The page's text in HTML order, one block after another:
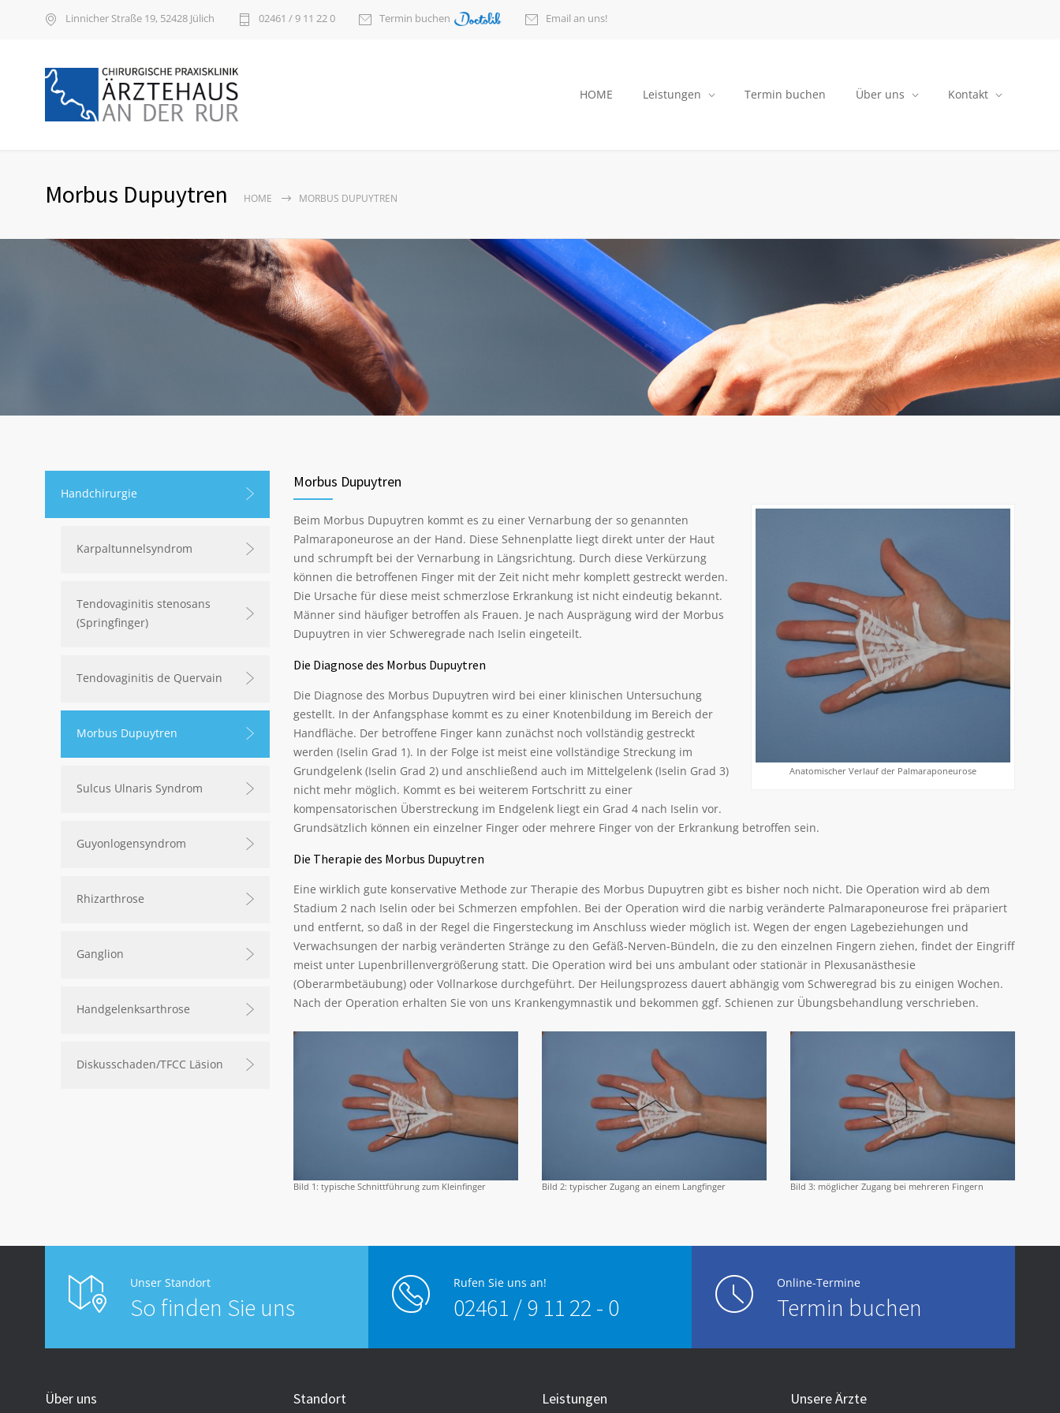
Linnicher Straße 19, 52428 Jülich 02461 / 9 11 22 0 Termin buchen Email an uns!
HOME Leistungen Termin buchen Über uns Kontakt
Morbus Dupuytren HOME MORBUS DUPUYTREN
Handchirurgie
Karpaltunnelsyndrom
Tendovaginitis stenosans
(Springfinger)
Tendovaginitis de Quervain
Morbus Dupuytren
Sulcus Ulnaris Syndrom
Guyonlogensyndrom
Rhizarthrose
Ganglion
Handgelenksarthrose
Diskusschaden/TFCC Läsion
Morbus Dupuytren
Anatomischer Verlauf der Palmaraponeurose
Beim Morbus Dupuytren kommt es zu einer Vernarbung der so genannten
Palmaraponeurose an der Hand. Diese Sehnenplatte liegt direkt unter der Haut
und schrumpft bei der Vernarbung in Längsrichtung. Durch diese Verkürzung
können die betroffenen Finger mit der Zeit nicht mehr komplett gestreckt werden.
Die Ursache für diese meist schmerzlose Erkrankung ist nicht eindeutig bekannt.
Männer sind häufiger betroffen als Frauen. Je nach Ausprägung wird der Morbus
Dupuytren in vier Schweregrade nach Iselin eingeteilt.
Die Diagnose des Morbus Dupuytren
Die Diagnose des Morbus Dupuytren wird bei einer klinischen Untersuchung
gestellt. In der Anfangsphase kommt es zu einer Knotenbildung im Bereich der
Handfläche. Der betroffene Finger kann zunächst noch vollständig gestreckt
werden (Iselin Grad 1). In der Folge ist meist eine vollständige Streckung im
Grundgelenk (Iselin Grad 2) und anschließend auch im Mittelgelenk (Iselin Grad 3)
nicht mehr möglich. Kommt es bei weiterem Fortschritt zu einer
kompensatorischen Überstreckung im Endgelenk liegt ein Grad 4 nach Iselin vor.
Grundsätzlich können ein einzelner Finger oder mehrere Finger von der Erkrankung betroffen sein.
Die Therapie des Morbus Dupuytren
Eine wirklich gute konservative Methode zur Therapie des Morbus Dupuytren gibt es bisher noch nicht. Die Operation wird ab dem
Stadium 2 nach Iselin oder bei Schmerzen empfohlen. Bei der Operation wird die narbig veränderte Palmaraponeurose frei präpariert
und entfernt, so daß in der Regel die Fingersteckung im Anschluss wieder möglich ist. Wegen der engen Lagebeziehungen und
Verwachsungen der narbig veränderten Stränge zu den Gefäß-Nerven-Bündeln, die zu den einzelnen Fingern ziehen, findet der Eingriff
meist unter Lupenbrillenvergrößerung statt. Die Operation wird bei uns ambulant oder stationär in Plexusanästhesie
(Oberarmbetäubung) oder Vollnarkose durchgeführt. Der Heilungsprozess dauert abhängig vom Schweregrad bis zu einigen Wochen.
Nach der Operation erhalten Sie von uns Krankengymnastik und bekommen ggf. Schienen zur Übungsbehandlung verschrieben.
Bild 1: typische Schnittführung zum Kleinfinger Bild 2: typischer Zugang an einem Langfinger Bild 3: möglicher Zugang bei mehreren Fingern
Unser Standort
So finden Sie uns
Rufen Sie uns an!
02461 / 9 11 22 - 0
Online-Termine
Termin buchen
Über uns Standort Leistungen Unsere Ärzte